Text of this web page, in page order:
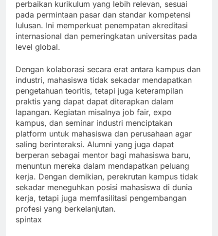
perbaikan kurikulum yang lebih relevan, sesuai
pada permintaan pasar dan standar kompetensi
lulusan. Ini memperkuat penempatan akreditasi
internasional dan pemeringkatan universitas pada
level global.
Dengan kolaborasi secara erat antara kampus dan
industri, mahasiswa tidak sekadar mendapatkan
pengetahuan teoritis, tetapi juga keterampilan
praktis yang dapat dapat diterapkan dalam
lapangan. Kegiatan misalnya job fair, expo
kampus, dan seminar industri menciptakan
platform untuk mahasiswa dan perusahaan agar
saling berinteraksi. Alumni yang juga dapat
berperan sebagai mentor bagi mahasiswa baru,
menuntun mereka dalam mendapatkan peluang
kerja. Dengan demikian, perekrutan kampus tidak
sekadar meneguhkan posisi mahasiswa di dunia
kerja, tetapi juga memfasilitasi pengembangan
profesi yang berkelanjutan.
spintax